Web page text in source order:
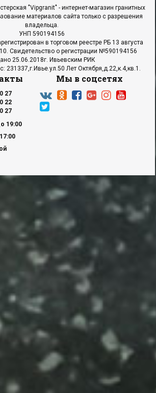
"Vipgranit" - интернет-магазин гранитных
материалов сайта только с разрешения
владельца.
УНП 590194156
в торговом реестре РБ 13 августа
Свидетельство о регистрации №590194156
25.06.2018г. Ивьевским РИК
231337,г.Ивье.ул.50 Лет Октября,д.22,к.4,кв.1.
27
22
27
19:00
Мы в соцсетях